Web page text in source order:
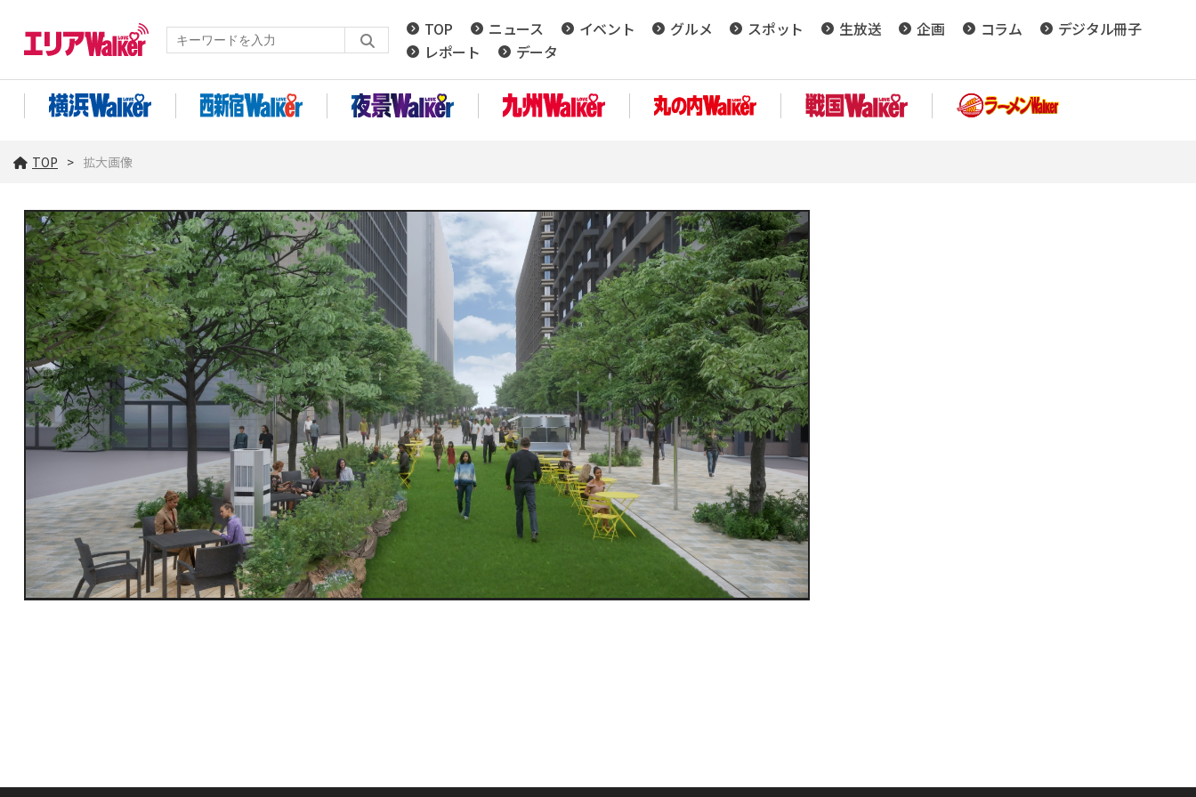
TOP ニュース イベント グルメ スポット 生放送 企画 コラム
デジタル冊子
レポート
データ
TOP 拡大画像